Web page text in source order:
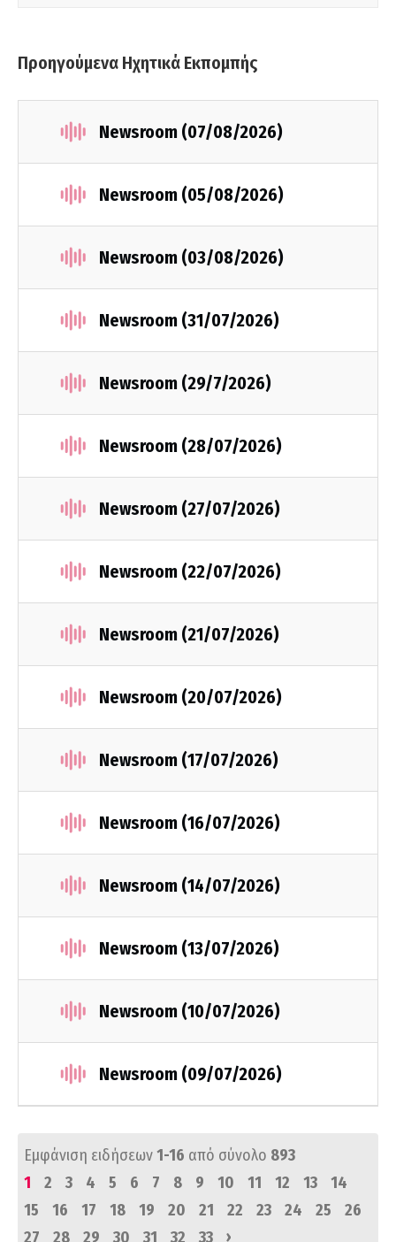
Προηγούμενα Ηχητικά Εκπομπής
Newsroom (07/08/2026)
Newsroom (05/08/2026)
Newsroom (03/08/2026)
Newsroom (31/07/2026)
Newsroom (29/7/2026)
Newsroom (28/07/2026)
Newsroom (27/07/2026)
Newsroom (22/07/2026)
Newsroom (21/07/2026)
Newsroom (20/07/2026)
Newsroom (17/07/2026)
Newsroom (16/07/2026)
Newsroom (14/07/2026)
Newsroom (13/07/2026)
Newsroom (10/07/2026)
Newsroom (09/07/2026)
Εμφάνιση ειδήσεων1-16 από σύνολο 893
1
2 3 4 5 6 7 8 9 10 11 12 13
14
15
16 17 18 19 20 21 22 23 24 25
26
27
28 29 30 31 32 33 ›